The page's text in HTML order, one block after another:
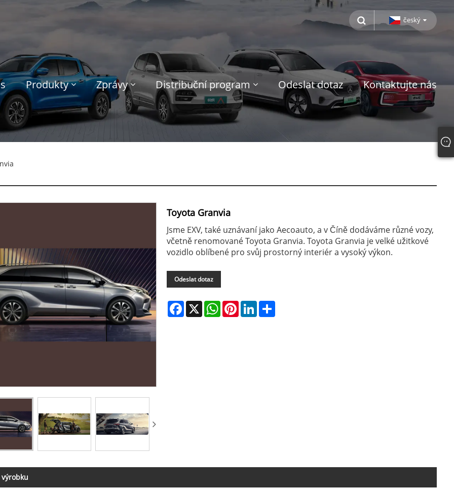
český
Produkty Zprávy Distribuční program Odeslat dotaz Kontaktujte nás
Toyota Granvia
Jsme EXV, také uznávaní jako Aecoauto, a v Číně dodáváme různé vozy,
včetně renomované Toyota Granvia. Toyota Granvia je velké užitkové
vozidlo oblíbené pro svůj prostorný interiér a vysoký výkon.
Odeslat dotaz
Facebook
X WhatsApp
PinterestLinkedIn